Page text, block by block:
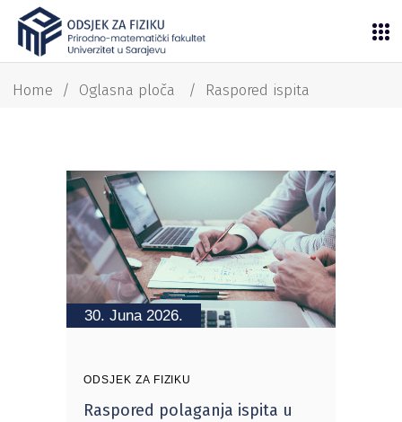
Home / Oglasna ploča / Raspored ispita
30. Juna 2026.
ODSJEK ZA FIZIKU
Raspored polaganja ispita u